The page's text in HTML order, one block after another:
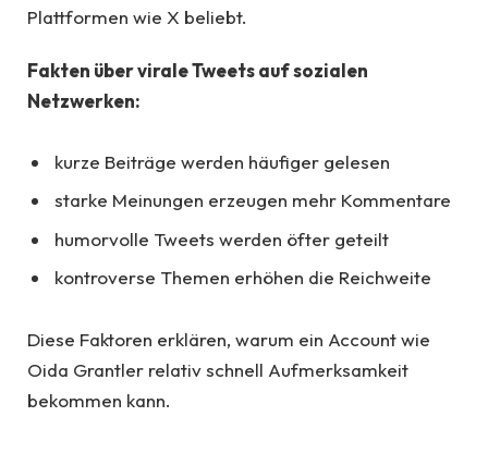
Plattformen wie X beliebt.
Fakten über virale Tweets auf sozialen
Netzwerken:
kurze Beiträge werden häufiger gelesen
starke Meinungen erzeugen mehr Kommentare
humorvolle Tweets werden öfter geteilt
kontroverse Themen erhöhen die Reichweite
Diese Faktoren erklären, warum ein Account wie
Oida Grantler relativ schnell Aufmerksamkeit
bekommen kann.